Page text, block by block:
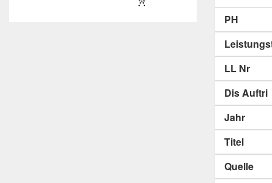
PH
LL Nr
Dis Auftri
Jahr
Titel
Quelle